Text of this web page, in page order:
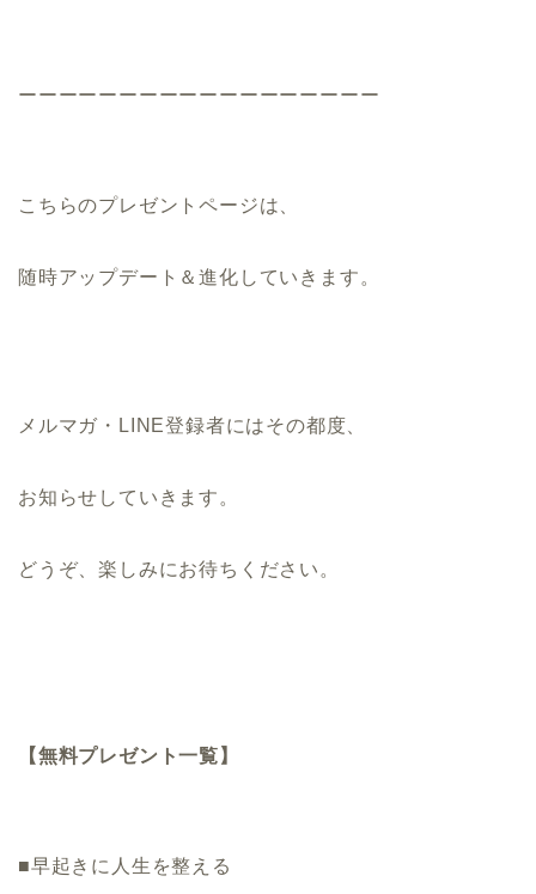
ーーーーーーーーーーーーーーーーーー
こちらのプレゼントページは、
随時アップデート＆進化していきます。
メルマガ・LINE登録者にはその都度、
お知らせしていきます。
どうぞ、楽しみにお待ちください。
【無料プレゼント一覧】
■早起きに人生を整える